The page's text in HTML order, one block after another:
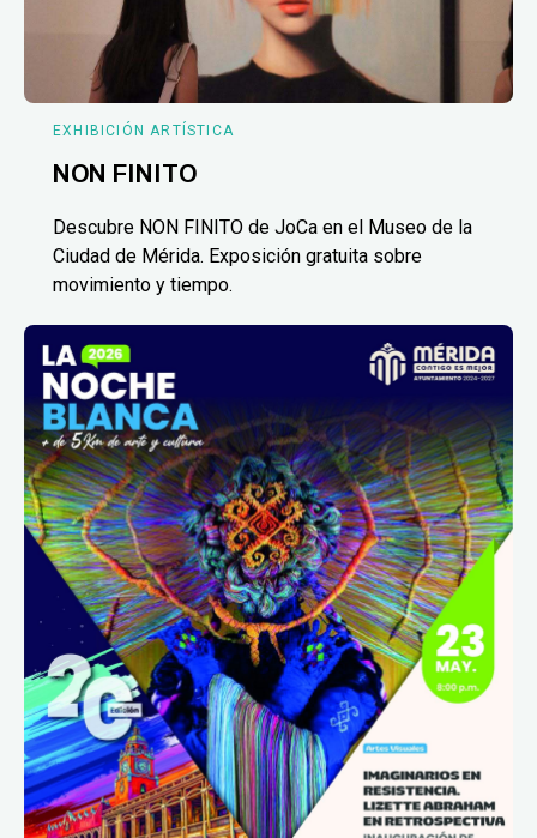
EXHIBICIÓN ARTÍSTICA
NON FINITO
Descubre NON FINITO de JoCa en el Museo de la
Ciudad de Mérida. Exposición gratuita sobre
movimiento y tiempo.